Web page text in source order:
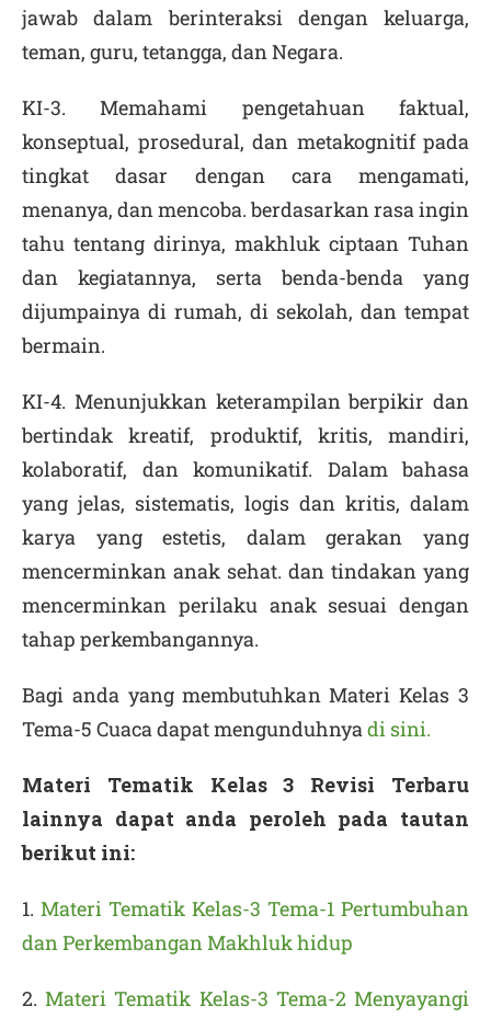
jawab dalam berinteraksi dengan keluarga,
teman, guru, tetangga, dan Negara.
KI-3. Memahami pengetahuan faktual,
konseptual, prosedural, dan metakognitif pada
tingkat dasar dengan cara mengamati,
menanya, dan mencoba. berdasarkan rasa ingin
tahu tentang dirinya, makhluk ciptaan Tuhan
dan kegiatannya, serta benda-benda yang
dijumpainya di rumah, di sekolah, dan tempat
bermain.
KI-4. Menunjukkan keterampilan berpikir dan
bertindak kreatif, produktif, kritis, mandiri,
kolaboratif, dan komunikatif. Dalam bahasa
yang jelas, sistematis, logis dan kritis, dalam
karya yang estetis, dalam gerakan yang
mencerminkan anak sehat. dan tindakan yang
mencerminkan perilaku anak sesuai dengan
tahap perkembangannya.
Bagi anda yang membutuhkan Materi Kelas 3
Tema-5 Cuaca dapat mengunduhnyadi sini.
Materi Tematik Kelas 3 Revisi Terbaru
lainnya dapat anda peroleh pada tautan
berikut ini:
1. Materi Tematik Kelas-3 Tema-1 Pertumbuhan
dan Perkembangan Makhluk hidup
2.Materi Tematik Kelas-3 Tema-2 Menyayangi